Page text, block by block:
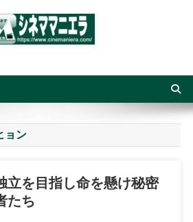
ョン
立を目指し命を懸け秘密
たち